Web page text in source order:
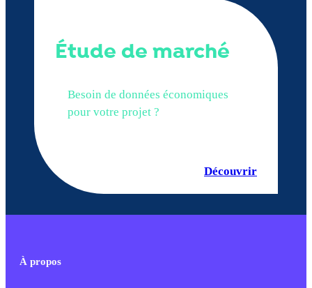
Étude de marché
Besoin de données économiques
pour votre projet ?
Découvrir
À propos